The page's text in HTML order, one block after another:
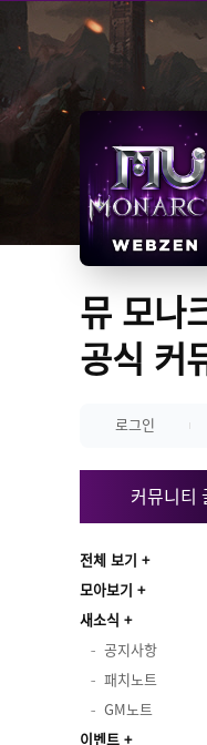
뮤 모나
공식 커
로그인
커뮤니티
전체 보기
모아보기
새소식
공지사항
패치노트
GM노트
이벤트